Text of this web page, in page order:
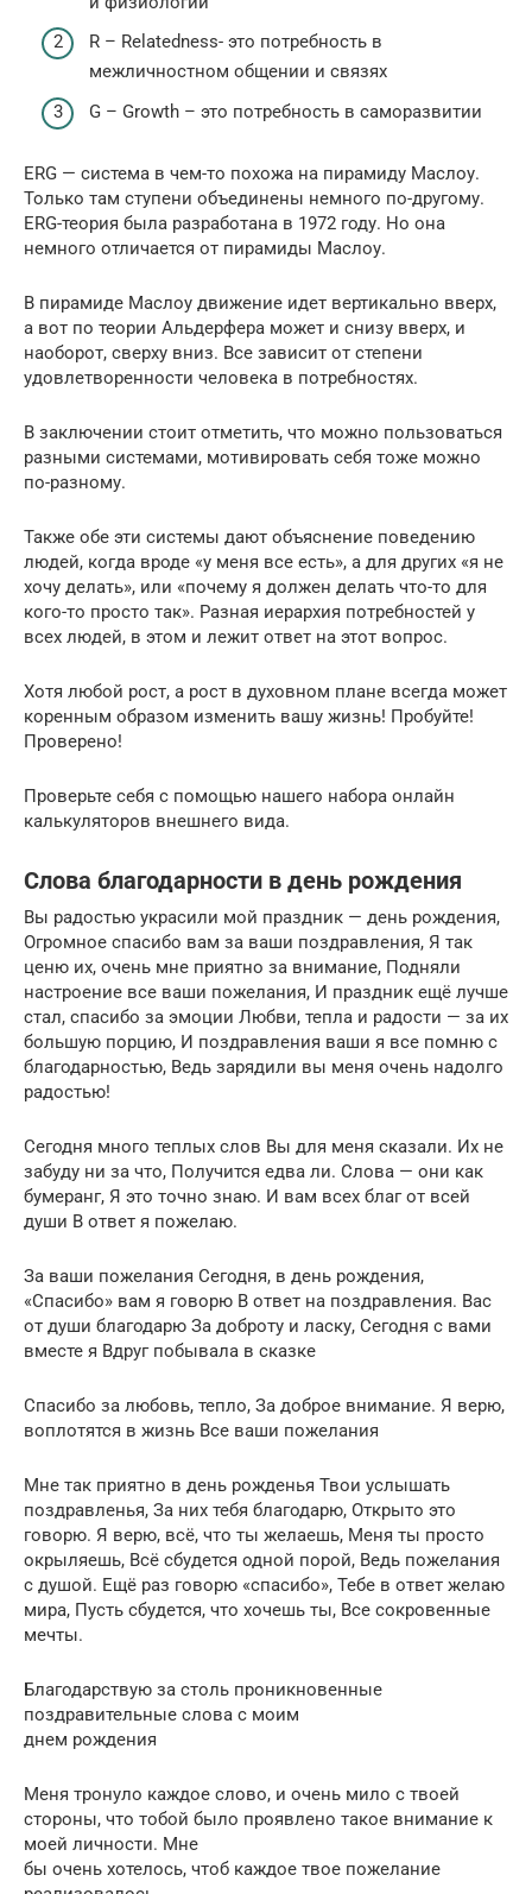
R – Relatedness- это потребность в
межличностном общении и связях
G – Growth – это потребность в саморазвитии
ERG — система в чем-то похожа на пирамиду Маслоу.
Только там ступени объединены немного по-другому.
ERG-теория была разработана в 1972 году. Но она
немного отличается от пирамиды Маслоу.
В пирамиде Маслоу движение идет вертикально вверх,
а вот по теории Альдерфера может и снизу вверх, и
наоборот, сверху вниз. Все зависит от степени
удовлетворенности человека в потребностях.
В заключении стоит отметить, что можно пользоваться
разными системами, мотивировать себя тоже можно
по-разному.
Также обе эти системы дают объяснение поведению
людей, когда вроде «у меня все есть», а для других «я не
хочу делать», или «почему я должен делать что-то для
кого-то просто так». Разная иерархия потребностей у
всех людей, в этом и лежит ответ на этот вопрос.
Хотя любой рост, а рост в духовном плане всегда может
коренным образом изменить вашу жизнь! Пробуйте!
Проверено!
Проверьте себя с помощью нашего набора онлайн
калькуляторов внешнего вида.
Слова благодарности в день рождения
Вы радостью украсили мой праздник — день рождения,
Огромное спасибо вам за ваши поздравления, Я так
ценю их, очень мне приятно за внимание, Подняли
настроение все ваши пожелания, И праздник ещё лучше
стал, спасибо за эмоции Любви, тепла и радости — за их
большую порцию, И поздравления ваши я все помню с
благодарностью, Ведь зарядили вы меня очень надолго
радостью!
Сегодня много теплых слов Вы для меня сказали. Их не
забуду ни за что, Получится едва ли. Слова — они как
бумеранг, Я это точно знаю. И вам всех благ от всей
души В ответ я пожелаю.
За ваши пожелания Сегодня, в день рождения,
«Спасибо» вам я говорю В ответ на поздравления. Вас
от души благодарю За доброту и ласку, Сегодня с вами
вместе я Вдруг побывала в сказке
Спасибо за любовь, тепло, За доброе внимание. Я верю,
воплотятся в жизнь Все ваши пожелания
Мне так приятно в день рожденья Твои услышать
поздравленья, За них тебя благодарю, Открыто это
говорю. Я верю, всё, что ты желаешь, Меня ты просто
окрыляешь, Всё сбудется одной порой, Ведь пожелания
с душой. Ещё раз говорю «спасибо», Тебе в ответ желаю
мира, Пусть сбудется, что хочешь ты, Все сокровенные
мечты.
Благодарствую за столь проникновенные
поздравительные слова с моим
днем рождения
Меня тронуло каждое слово, и очень мило с твоей
стороны, что тобой было проявлено такое внимание к
моей личности. Мне
бы очень хотелось, чтоб каждое твое пожелание